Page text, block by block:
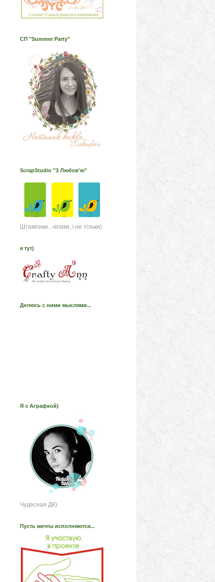
СП "Summer Party"
ScrapStudio "З Любов'ю"
Штампики...чіпики..і не тільки)
я тут)
Делюсь с ними мыслями...
Я с Аграфкой)
Чудесная ДК)
Пусть мечты исполняются...